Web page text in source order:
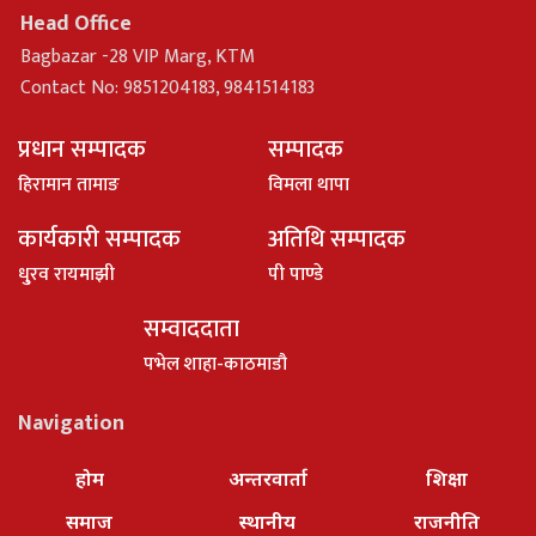
Head Office
Bagbazar -28 VIP Marg, KTM
Contact No: 9851204183, 9841514183
प्रधान सम्पादक
हिरामान तामाङ
सम्पादक
विमला थापा
कार्यकारी सम्पादक
धु्रव रायमाझी
अतिथि सम्पादक
पी पाण्डे
सम्वाददाता
पभेल शाहा-काठमाडौ
Navigation
होम
समाज
अन्तरवार्ता
स्थानीय
शिक्षा
राजनीति